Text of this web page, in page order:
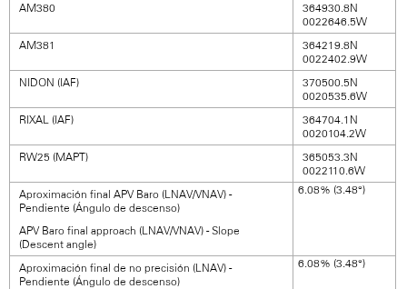
AM380
364930.8N
0022646.5W
AM381
364219.8N
0022402.9W
NIDON (IAF)
370500.5N
0020535.6W
RIXAL (IAF)
364704.1N
0020104.2W
RW25 (MAPT)
365053.3N
0022110.6W
Aproximación final APV Baro (LNAV/VNAV) -
Pendiente (Ángulo de descenso)
APV Baro final approach (LNAV/VNAV) - Slope
(Descent angle)
6.08% (3.48°)
Aproximación final de no precisión (LNAV) -
Pendiente (Ángulo de descenso)
6.08% (3.48°)